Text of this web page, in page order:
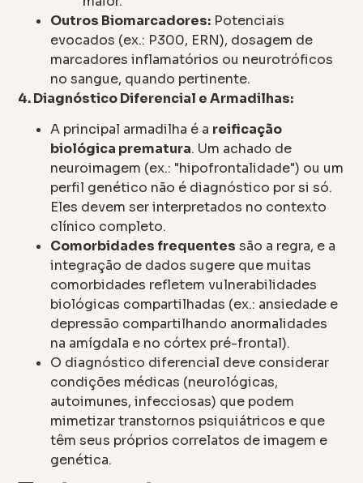
Outros Biomarcadores: Potenciais
evocados (ex.: P300, ERN), dosagem de
marcadores inflamatórios ou neurotróficos
no sangue, quando pertinente.
4. Diagnóstico Diferencial e Armadilhas:
A principal armadilha é a reificação
biológica prematura. Um achado de
neuroimagem (ex.: "hipofrontalidade") ou um
perfil genético não é diagnóstico por si só.
Eles devem ser interpretados no contexto
clínico completo.
Comorbidades frequentes são a regra, e a
integração de dados sugere que muitas
comorbidades refletem vulnerabilidades
biológicas compartilhadas (ex.: ansiedade e
depressão compartilhando anormalidades
na amígdala e no córtex pré-frontal).
O diagnóstico diferencial deve considerar
condições médicas (neurológicas,
autoimunes, infecciosas) que podem
mimetizar transtornos psiquiátricos e que
têm seus próprios correlatos de imagem e
genética.